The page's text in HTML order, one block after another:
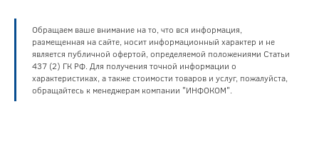
Обращаем ваше внимание на то, что вся информация,
размещенная на сайте, носит информационный характер и не
является публичной офертой, определяемой положениями Статьи
437 (2) ГК РФ. Для получения точной информации о
характеристиках, а также стоимости товаров и услуг, пожалуйста,
обращайтесь к менеджерам компании "ИНФОКОМ".